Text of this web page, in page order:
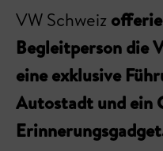
VW Schweiz
Begleitperson die
eine exklusive
Autostadt und ein